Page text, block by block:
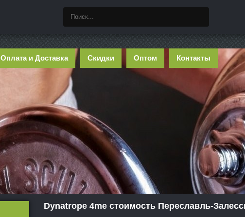
Оплата и Доставка Скидки Оптом Контакты
Dynatrope 4me стоимость Переславль-